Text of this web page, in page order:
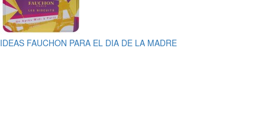
IDEAS FAUCHON PARA EL DIA DE LA MADRE